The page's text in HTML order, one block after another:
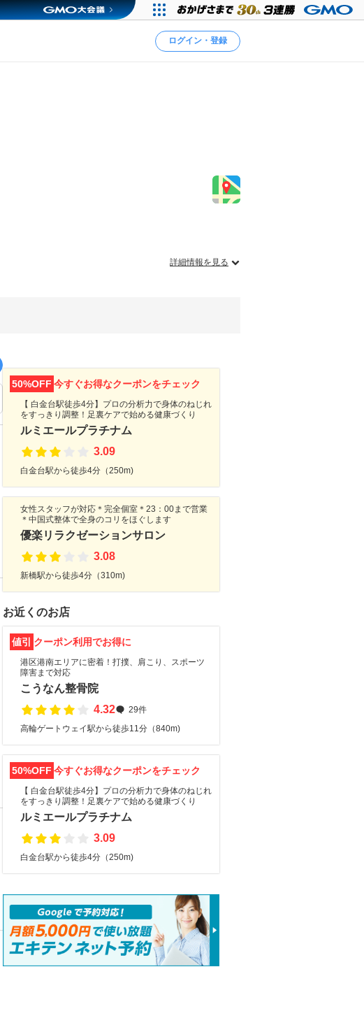
ログイン・登録
詳細情報を見る
50%OFF 今すぐお得なクーポンをチェック
【 白金台駅徒歩4分】プロの分析力で身体のねじれ
をすっきり調整！足裏ケアで始める健康づくり
ルミエールプラチナム
3.09
白金台駅から徒歩4分（250m)
女性スタッフが対応＊完全個室＊23：00まで営業
＊中国式整体で全身のコリをほぐします
優楽リラクゼーションサロン
3.08
新橋駅から徒歩4分（310m)
お近くのお店
値引 クーポン利用でお得に
港区港南エリアに密着！打撲、肩こり、スポーツ
障害まで対応
こうなん整骨院
4.32
29件
高輪ゲートウェイ駅から徒歩11分（840m)
50%OFF 今すぐお得なクーポンをチェック
【 白金台駅徒歩4分】プロの分析力で身体のねじれ
をすっきり調整！足裏ケアで始める健康づくり
ルミエールプラチナム
3.09
白金台駅から徒歩4分（250m)